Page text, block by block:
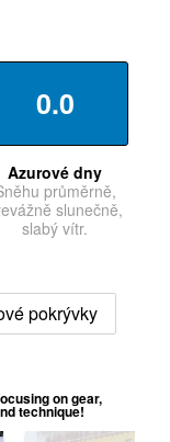
0.0
Azurové dny
průměrně,
slunečně,
slabý vítr.
pokrývky